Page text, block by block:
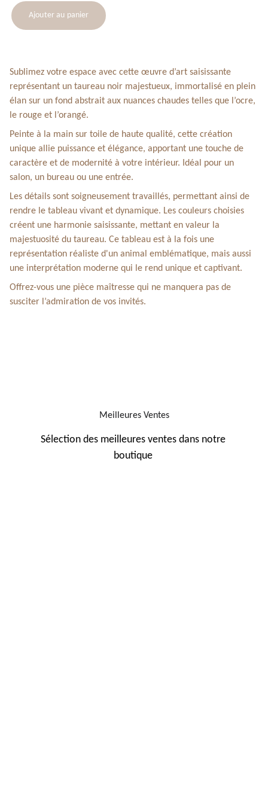
Ajouter au panier
Sublimez votre espace avec cette œuvre d’art saisissante
représentant un taureau noir majestueux, immortalisé en plein
élan sur un fond abstrait aux nuances chaudes telles que l’ocre,
le rouge et l’orangé.
Peinte à la main sur toile de haute qualité, cette création
unique allie puissance et élégance, apportant une touche de
caractère et de modernité à votre intérieur. Idéal pour un
salon, un bureau ou une entrée.
Les détails sont soigneusement travaillés, permettant ainsi de
rendre le tableau vivant et dynamique. Les couleurs choisies
créent une harmonie saisissante, mettant en valeur la
majestuosité du taureau. Ce tableau est à la fois une
représentation réaliste d'un animal emblématique, mais aussi
une interprétation moderne qui le rend unique et captivant.
Offrez-vous une pièce maîtresse qui ne manquera pas de
susciter l’admiration de vos invités.
Meilleures Ventes
Sélection des meilleures ventes dans notre
boutique